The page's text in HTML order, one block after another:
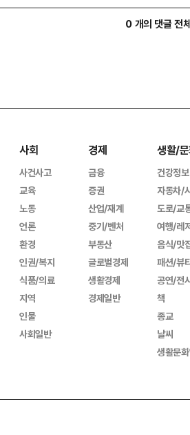
0 개의 댓글 전
사회
사건사고
교육
노동
언론
환경
인권/복지
식품/의료
지역
인물
사회일반
경제
금융
증권
산업/재계
중기/벤처
부동산
글로벌경제
생활경제
경제일반
생활/
건강정보
자동차/
도로/교
여행/레
음식/맛
패션/뷰
공연/전
책
종교
날씨
생활문